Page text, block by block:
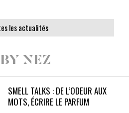
les actualités
NEZ
SMELL TALKS : DE L’ODEUR AUX
MOTS, ÉCRIRE LE PARFUM